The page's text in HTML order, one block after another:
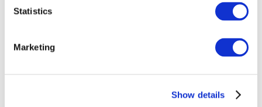
Statistics
Marketing
Show details